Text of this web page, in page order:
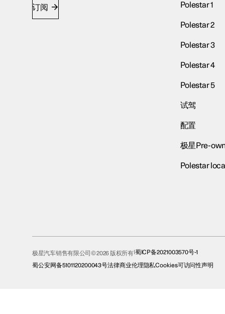
订阅 Polestar 1
Polestar 2
Polestar 3
Polestar 4
Polestar 5
试驾
配置
极星Pre-
Polestar
极星汽车销售有限公司© 2026 版权所有 蜀ICP备2021003570号-1
蜀公安网备5101120200043号法律商业伦理隐私Cookies可访问性声明